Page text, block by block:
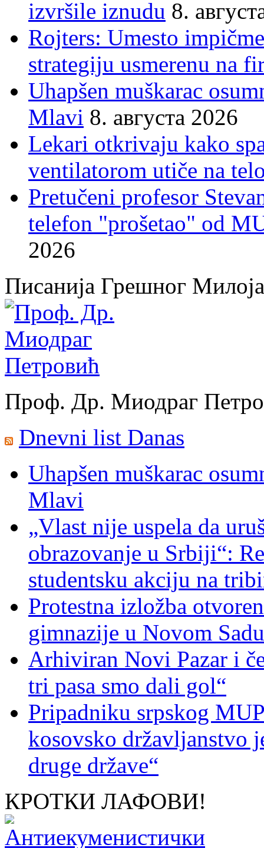
izvršile iznudu 8.
Rojters: Umesto
strategiju usmerenu na
Uhapšen muškarac
Mlavi 8. августа 2026
Lekari otkrivaju kako
ventilatorom utiče na
Pretučeni profesor
telefon "prošetao" od
2026
Писанија Грешног Милоја
Проф. Др. Миодраг
Dnevni list Danas
Uhapšen muškarac
Mlavi
„Vlast nije uspela da
obrazovanje u Srbiji“:
studentsku akciju na
Protestna izložba
gimnazije u Novom Sadu
Arhiviran Novi Pazar i
tri pasa smo dali gol“
Pripadniku srpskog
kosovsko državljanstvo
druge države“
КРОТКИ ЛАФОВИ!